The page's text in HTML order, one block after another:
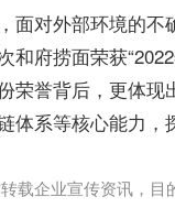
面对外部环境的
和府捞面荣获
荣誉背后，更体
体系等核心能力
载企业宣传资讯，